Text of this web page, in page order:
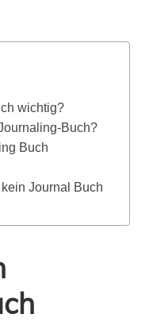
wichtig?
Buch?
Buch
Journal Buch